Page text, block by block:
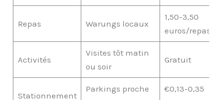
Repas Warungs locaux
1,50-3,50
euros/repas
Activités
Visites tôt matin
ou soir
Gratuit
Stationnement
Parkings proche
€0,13-0,35